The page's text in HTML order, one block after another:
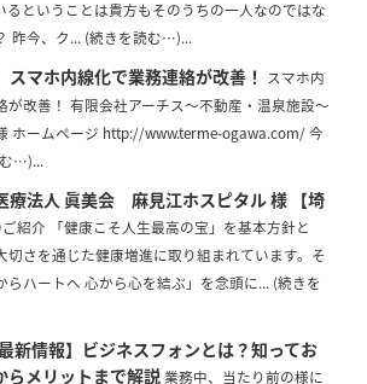
るということは貴方もそのうちの一人なのではな
昨今、ク... (続きを読む…)...
スマホ内線化で業務連絡が改善！ スマホ内
が改善！ 有限会社アーチス～不動産・温泉施設～
ームページ http://www.terme-ogawa.com/ 今
…)...
療法人 眞美会 麻見江ホスピタル 様 【埼
紹介 「健康こそ人生最高の宝」を基本方針と
切さを通じた健康増進に取り組まれています。そ
らハートへ 心から心を結ぶ」を念頭に... (続きを
最新情報】ビジネスフォンとは？知ってお
らメリットまで解説業務中、当たり前の様に